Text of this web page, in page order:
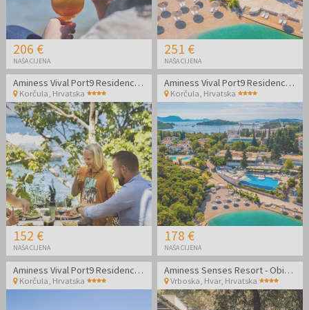
206 €
NAŠA CIJENA
251 €
NAŠA CIJENA
Aminess Vival Port9 Residence - Obiteljski kraj ljeta u apartmanima na Korčuli
Korčula, Hrvatska
152 €
NAŠA CIJENA
Aminess Vival Port9 Residence - Obiteljski kraj ljeta u apartmanima na Korčuli
Korčula, Hrvatska
178 €
NAŠA CIJENA
Aminess Vival Port9 Residence - Obiteljski kraj ljeta u apartmanima na Korčuli
Korčula, Hrvatska
Aminess Senses Resort - Obiteljska jesen sa all inclusive light na Hvaru
Vrboska, Hvar, Hrvatska